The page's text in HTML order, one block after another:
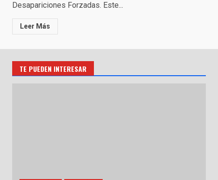
Desapariciones Forzadas. Este...
Leer Más
TE PUEDEN INTERESAR